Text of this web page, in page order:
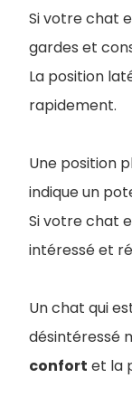
Si votre chat
gardes et
La position
rapidement.
Une position
indique un
Si votre chat
intéressé et
Un chat qui
désintéressé
confort et la